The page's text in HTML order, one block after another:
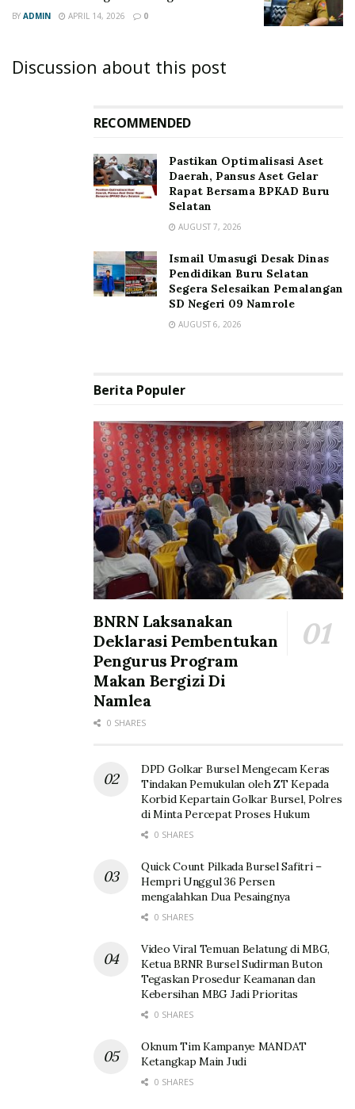
BY ADMIN APRIL 14, 2026 0
Discussion about this post
RECOMMENDED
Pastikan Optimalisasi Aset
Daerah, Pansus Aset Gelar
Rapat Bersama BPKAD Buru
Selatan
AUGUST 7, 2026
Ismail Umasugi Desak Dinas
Pendidikan Buru Selatan
Segera Selesaikan Pemalangan
SD Negeri 09 Namrole
AUGUST 6, 2026
Berita Populer
BNRN Laksanakan
Deklarasi Pembentukan
Pengurus Program
Makan Bergizi Di
Namlea
0 SHARES
DPD Golkar Bursel Mengecam Keras
Tindakan Pemukulan oleh ZT Kepada
Korbid Kepartain Golkar Bursel, Polres
di Minta Percepat Proses Hukum
0 SHARES
Quick Count Pilkada Bursel Safitri –
Hempri Unggul 36 Persen
mengalahkan Dua Pesaingnya
0 SHARES
Video Viral Temuan Belatung di MBG,
Ketua BRNR Bursel Sudirman Buton
Tegaskan Prosedur Keamanan dan
Kebersihan MBG Jadi Prioritas
0 SHARES
Oknum Tim Kampanye MANDAT
Ketangkap Main Judi
0 SHARES